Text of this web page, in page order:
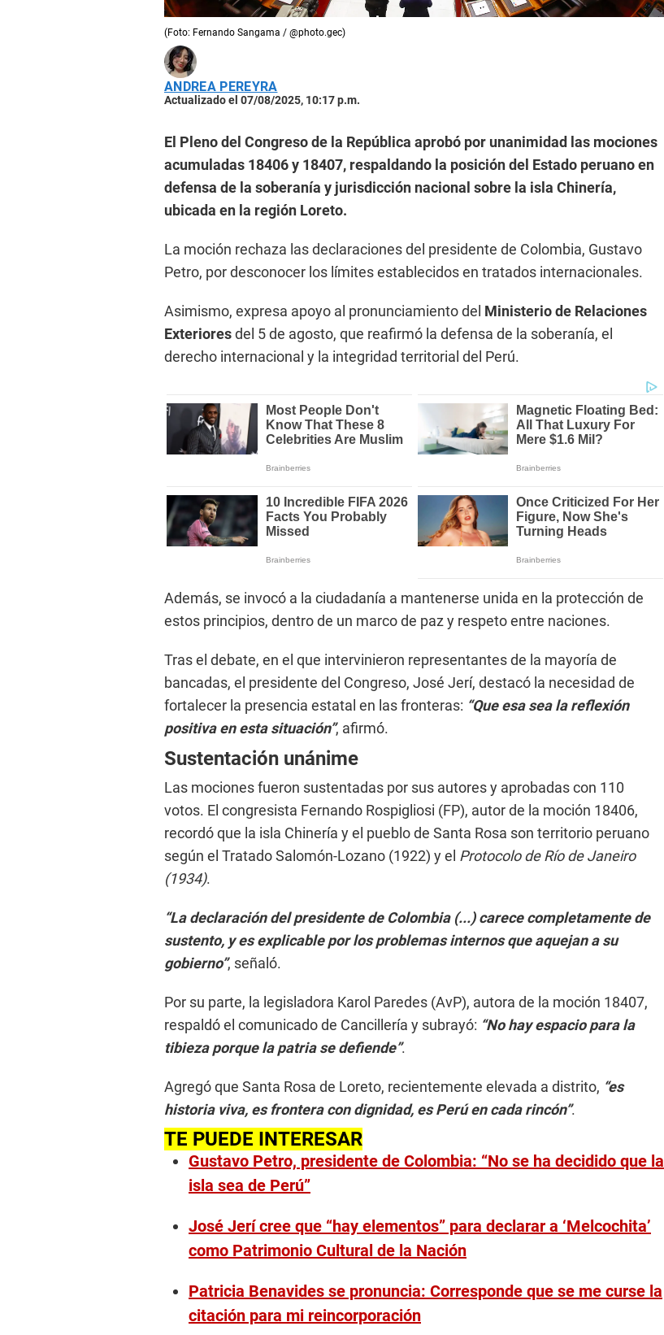
(Foto: Fernando Sangama / @photo.gec)
ANDREA PEREYRA
Actualizado el 07/08/2025, 10:17 p.m.
El Pleno del Congreso de la República aprobó por unanimidad las mociones
acumuladas 18406 y 18407, respaldando la posición del Estado peruano en
defensa de la soberanía y jurisdicción nacional sobre la isla Chinería,
ubicada en la región Loreto.
La moción rechaza las declaraciones del presidente de Colombia, Gustavo
Petro, por desconocer los límites establecidos en tratados internacionales.
Asimismo, expresa apoyo al pronunciamiento del Ministerio de Relaciones
Exterioresdel 5 de agosto, que reafirmó la defensa de la soberanía, el
derecho internacional y la integridad territorial del Perú.
Además, se invocó a la ciudadanía a mantenerse unida en la protección de
estos principios, dentro de un marco de paz y respeto entre naciones.
Tras el debate, en el que intervinieron representantes de la mayoría de
bancadas, el presidente del Congreso, José Jerí, destacó la necesidad de
fortalecer la presencia estatal en las fronteras: “Que esa sea la reflexión
positiva en esta situación”, afirmó.
Sustentación unánime
Las mociones fueron sustentadas por sus autores y aprobadas con 110
votos. El congresista Fernando Rospigliosi (FP), autor de la moción 18406,
recordó que la isla Chinería y el pueblo de Santa Rosa son territorio peruano
según el Tratado Salomón-Lozano (1922) y el Protocolo de Río de Janeiro
(1934).
“La declaración del presidente de Colombia (...) carece completamente de
sustento, y es explicable por los problemas internos que aquejan a su
gobierno”, señaló.
Por su parte, la legisladora Karol Paredes (AvP), autora de la moción 18407,
respaldó el comunicado de Cancillería y subrayó: “No hay espacio para la
tibieza porque la patria se defiende”.
Agregó que Santa Rosa de Loreto, recientemente elevada a distrito, “es
historia viva, es frontera con dignidad, es Perú en cada rincón”.
TE PUEDE INTERESAR
Gustavo Petro, presidente de Colombia: “No se ha decidido que la
isla sea de Perú”
José Jerí cree que “hay elementos” para declarar a ‘Melcochita’
como Patrimonio Cultural de la Nación
Patricia Benavides se pronuncia: Corresponde que se me curse la
citación para mi reincorporación